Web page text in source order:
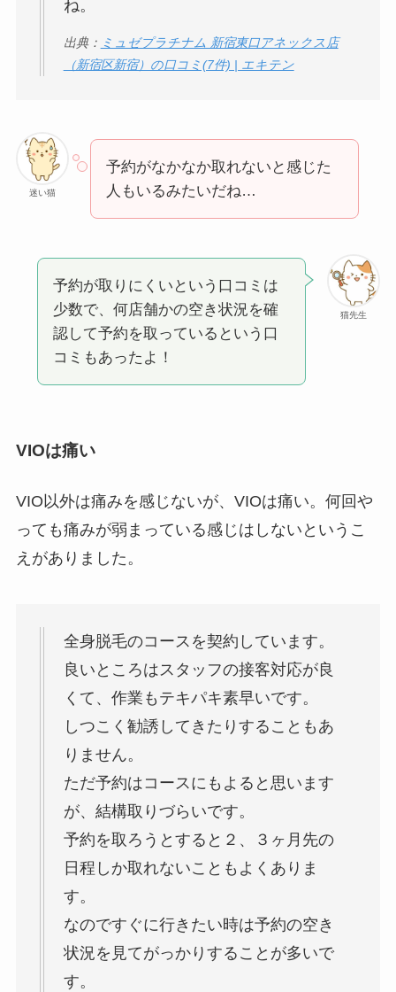
ね。
出典： ミュゼプラチナム 新宿東口アネックス店
（新宿区新宿）の口コミ(7件) | エキテン
迷い猫
予約がなかなか取れないと感じた
人もいるみたいだね…
猫先生
予約が取りにくいという口コミは
少数で、何店舗かの空き状況を確
認して予約を取っているという口
コミもあったよ！
VIOは痛い
VIO以外は痛みを感じないが、VIOは痛い。何回や
っても痛みが弱まっている感じはしないというこ
えがありました。
全身脱毛のコースを契約しています。
良いところはスタッフの接客対応が良
くて、作業もテキパキ素早いです。
しつこく勧誘してきたりすることもあ
りません。
ただ予約はコースにもよると思います
が、結構取りづらいです。
予約を取ろうとすると２、３ヶ月先の
日程しか取れないこともよくありま
す。
なのですぐに行きたい時は予約の空き
状況を見てがっかりすることが多いで
す。